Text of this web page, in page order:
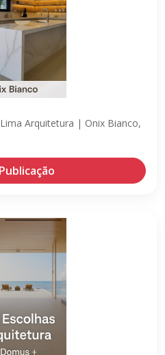
Arquitetura | Onix Bianco,